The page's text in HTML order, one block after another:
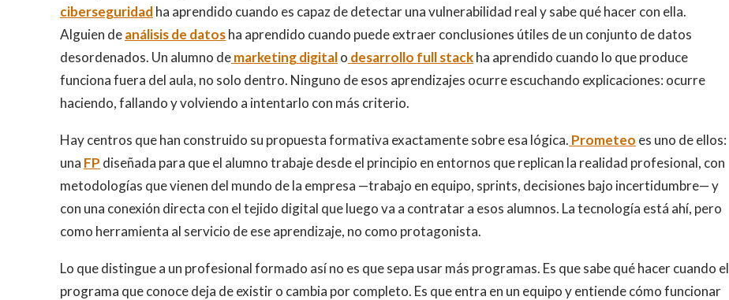
ciberseguridad ha aprendido cuando es capaz de detectar una vulnerabilidad real y sabe qué hacer con ella.
Alguien deanálisis de datosha aprendido cuando puede extraer conclusiones útiles de un conjunto de datos
desordenados. Un alumno demarketing digitalo desarrollo full stackha aprendido cuando lo que produce
funciona fuera del aula, no solo dentro. Ninguno de esos aprendizajes ocurre escuchando explicaciones: ocurre
haciendo, fallando y volviendo a intentarlo con más criterio.
Hay centros que han construido su propuesta formativa exactamente sobre esa lógica. Prometeo es uno de ellos:
una FP diseñada para que el alumno trabaje desde el principio en entornos que replican la realidad profesional, con
metodologías que vienen del mundo de la empresa —trabajo en equipo, sprints, decisiones bajo incertidumbre— y
con una conexión directa con el tejido digital que luego va a contratar a esos alumnos. La tecnología está ahí, pero
como herramienta al servicio de ese aprendizaje, no como protagonista.
Lo que distingue a un profesional formado así no es que sepa usar más programas. Es que sabe qué hacer cuando el
programa que conoce deja de existir o cambia por completo. Es que entra en un equipo y entiende cómo funcionar